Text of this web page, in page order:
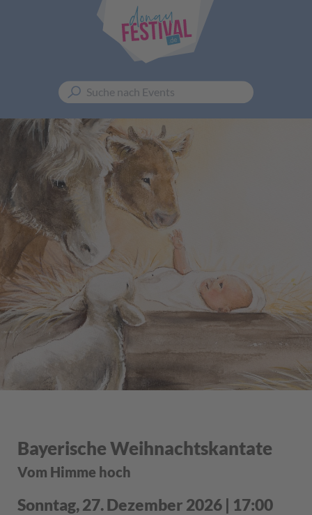
Bayerische Weihnachtskantate
Vom Himme hoch
Sonntag, 27. Dezember 2026 | 17:00